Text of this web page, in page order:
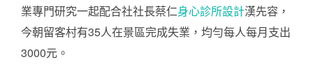
業專門研究一起配合社社長蔡仁身心診所設計漢先容，
今朝留客村有35人在景區完成失業，均勻每人每月支出
3000元。